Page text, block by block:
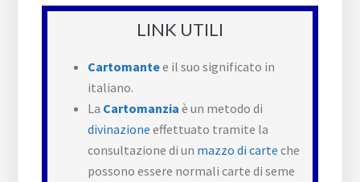
LINK UTILI
Cartomantee il suo significato in
italiano.
La Cartomanzia è un metodo di
divinazione effettuato tramite la
consultazione di un mazzo di carte che
possono essere normali carte di seme